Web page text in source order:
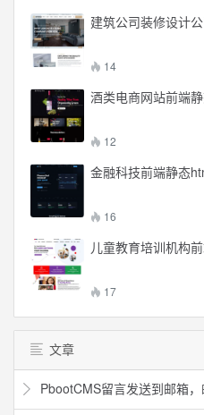
建筑公司装修设计
14
酒类电商网站前端
12
金融科技前端静态
16
儿童教育培训机构
17
文章
PbootCMS留言发送到邮箱